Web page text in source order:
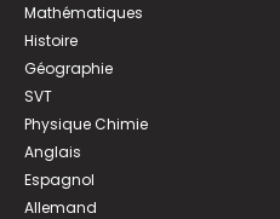
Mathématiques
Histoire
Géographie
SVT
Physique Chimie
Anglais
Espagnol
Allemand